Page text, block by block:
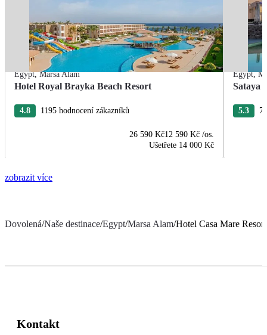
Egypt,Marsa Alam
Hotel Royal Brayka Beach Resort
4.8 1195 hodnocení zákazníků
26 590 Kč12 590 Kč /os.
Ušetřete 14 000 Kč
Egypt,
Sataya
5.3
zobrazit více
Dovolená/Naše destinace/Egypt/Marsa Alam/Hotel Casa Mare
Kontakt